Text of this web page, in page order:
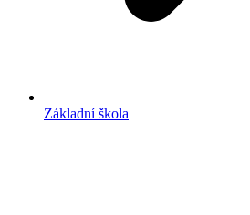
Základní škola